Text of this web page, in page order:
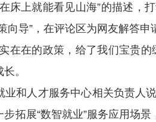
床上就能看见山海”的描述，
向导”，在评论区为网友解答申
在的政策，给了我们宝贵的
。
人才服务中心相关负责人
拓展“数智就业”服务应用场